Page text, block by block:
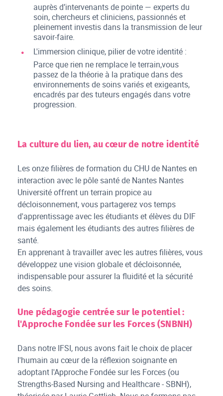
auprès d’intervenants de pointe — experts du
soin, chercheurs et cliniciens, passionnés et
pleinement investis dans la transmission de leur
savoir-faire.
L'immersion clinique, pilier de votre identité :
Parce que rien ne remplace le terrain,vous
passez de la théorie à la pratique dans des
environnements de soins variés et exigeants,
encadrés par des tuteurs engagés dans votre
progression.
La culture du lien, au cœur de notre identité
Les onze filières de formation du CHU de Nantes en
interaction avec le pôle santé de Nantes Nantes
Université offrent un terrain propice au
décloisonnement, vous partagerez vos temps
d'apprentissage avec les étudiants et élèves du DIF
mais également les étudiants des autres filières de
santé.
En apprenant à travailler avec les autres filières, vous
développez une vision globale et décloisonnée,
indispensable pour assurer la fluidité et la sécurité
des soins.
Une pédagogie centrée sur le potentiel :
l'Approche Fondée sur les Forces (SNBNH)
Dans notre IFSI, nous avons fait le choix de placer
l'humain au cœur de la réflexion soignante en
adoptant l'Approche Fondée sur les Forces (ou
Strengths-Based Nursing and Healthcare - SBNH),